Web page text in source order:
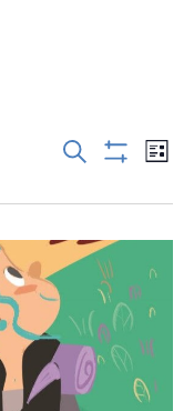
Attività
Ricerca
e
viste
Cerca Lista